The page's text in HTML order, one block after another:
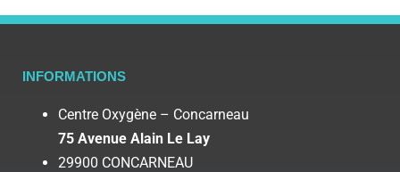
INFORMATIONS
Centre Oxygène – Concarneau
75 Avenue Alain Le Lay
29900 CONCARNEAU